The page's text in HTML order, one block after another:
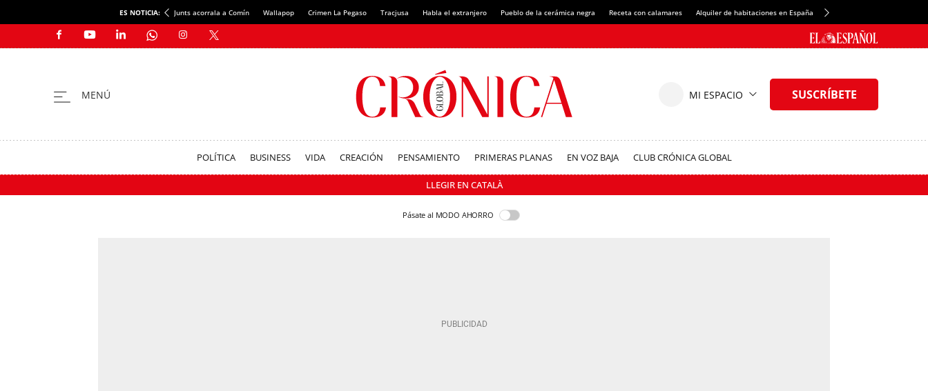
ES NOTICIA: Junts acorrala a Comín Wallapop Crimen La Pegaso Tracjusa Habla el extranjero Pueblo de la cerámica negra Receta con calamares Alquiler de habitaciones en España Crédito del Spotify Camp Nou
POLÍTICA BUSINESS VIDA CREACIÓN PENSAMIENTO PRIMERAS PLANAS EN VOZ BAJA CLUB CRÓNICA GLOBAL
LLEGIR EN CATALÀ
Pásate al MODO AHORRO